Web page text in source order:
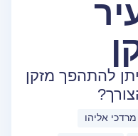
להתהפך מזקן
אליהו